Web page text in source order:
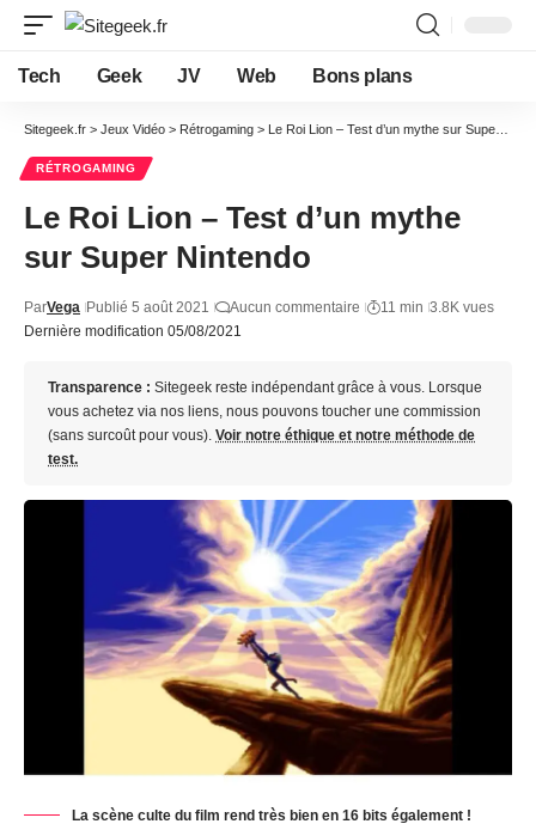
Tech Geek JV Web Bons plans
Sitegeek.fr > Jeux Vidéo > Rétrogaming > Le Roi Lion – Test d’un mythe sur Super Nintendo
RÉTROGAMING
Le Roi Lion – Test d’un mythe
sur Super Nintendo
Dernière modification 05/08/2021
ParVega Publié 5 août 2021 Aucun commentaire 11 min 3.8K vues
Transparence : Sitegeek reste indépendant grâce à vous. Lorsque
vous achetez via nos liens, nous pouvons toucher une commission
(sans surcoût pour vous). Voir notre éthique et notre méthode de
test.
La scène culte du film rend très bien en 16 bits également !